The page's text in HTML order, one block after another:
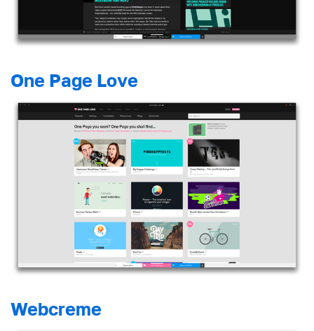
One Page Love
Webcreme